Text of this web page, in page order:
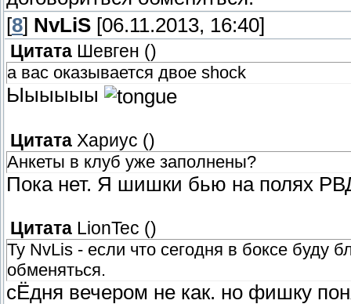
[8] NvLiS [06.11.2013, 16:40]
Цитата Шевген ()
а вас оказывается двое shock
Ыыыыыы
Цитата Хариус ()
Анкеты в клуб уже заполнены?
Пока нет. Я шишки бью на полях
Цитата LionTec ()
Ту NvLis - если что сегодня в боксе буду
обменяться.
сЁдня вечером не как. но фишку